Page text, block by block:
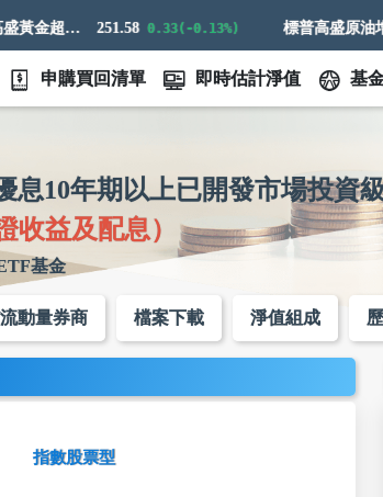
標普高盛黃金超額回報指數 251.58 0.33(-0.13%) 標普高盛原油增強超額回報指數
申購買回清單 即時估計淨值 基
10年期以上已開發市場投資
收益及配息）
基金
動量券商 檔案下載 淨值組成
指數股票型